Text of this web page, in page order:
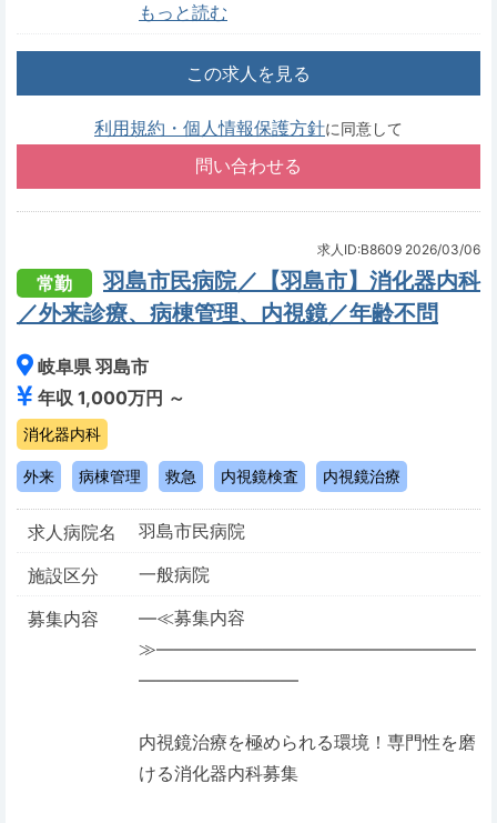
もっと読む
この求人を見る
利用規約・個人情報保護方針に同意して
求人ID:B8609 2026/03/06
常勤
羽島市民病院／【羽島市】消化器内科
／外来診療、病棟管理、内視鏡／年齢不問
岐阜県 羽島市
年収 1,000万円 ～
消化器内科
外来 病棟管理 救急 内視鏡検査 内視鏡治療
求人病院名
羽島市民病院
施設区分
一般病院
募集内容
―≪募集内容
≫――――――――――――――――――
―――――――――
内視鏡治療を極められる環境！専門性を磨
ける消化器内科募集